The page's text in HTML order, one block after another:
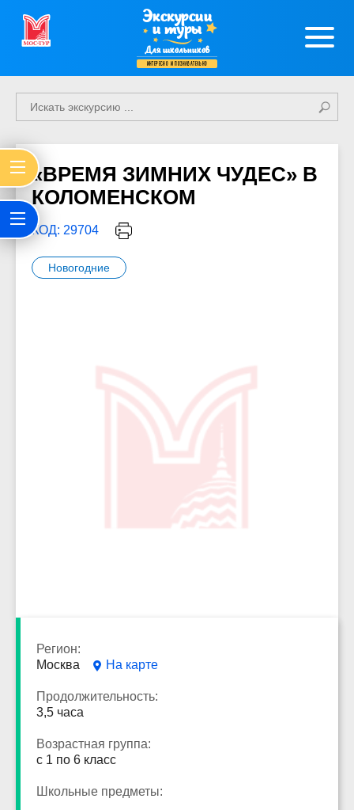
Экскурсии
и туры
Для школьников
интересно и познавательно
«ВРЕМЯ ЗИМНИХ ЧУДЕС» В
КОЛОМЕНСКОМ
КОД: 29704
Новогодние
Регион:
Москва
На карте
Продолжительность:
3,5 часа
Возрастная группа:
с 1 по 6 класс
Школьные предметы: